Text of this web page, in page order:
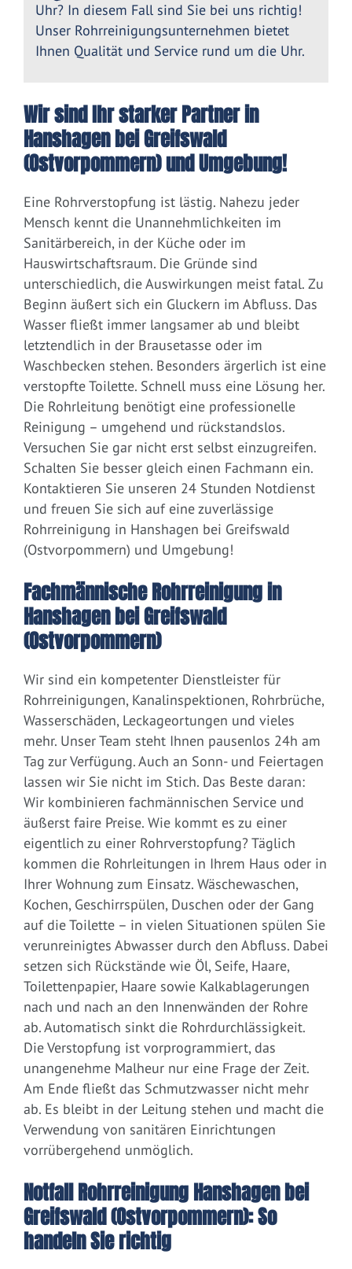
Uhr? In diesem Fall sind Sie bei uns richtig!
Unser Rohrreinigungsunternehmen bietet
Ihnen Qualität und Service rund um die Uhr.
Wir sind Ihr starker Partner in
Hanshagen bei Greifswald
(Ostvorpommern) und Umgebung!
Eine Rohrverstopfung ist lästig. Nahezu jeder
Mensch kennt die Unannehmlichkeiten im
Sanitärbereich, in der Küche oder im
Hauswirtschaftsraum. Die Gründe sind
unterschiedlich, die Auswirkungen meist fatal. Zu
Beginn äußert sich ein Gluckern im Abfluss. Das
Wasser fließt immer langsamer ab und bleibt
letztendlich in der Brausetasse oder im
Waschbecken stehen. Besonders ärgerlich ist eine
verstopfte Toilette. Schnell muss eine Lösung her.
Die Rohrleitung benötigt eine professionelle
Reinigung – umgehend und rückstandslos.
Versuchen Sie gar nicht erst selbst einzugreifen.
Schalten Sie besser gleich einen Fachmann ein.
Kontaktieren Sie unseren 24 Stunden Notdienst
und freuen Sie sich auf eine zuverlässige
Rohrreinigung in Hanshagen bei Greifswald
(Ostvorpommern) und Umgebung!
Fachmännische Rohrreinigung in
Hanshagen bei Greifswald
(Ostvorpommern)
Wir sind ein kompetenter Dienstleister für
Rohrreinigungen, Kanalinspektionen, Rohrbrüche,
Wasserschäden, Leckageortungen und vieles
mehr. Unser Team steht Ihnen pausenlos 24h am
Tag zur Verfügung. Auch an Sonn- und Feiertagen
lassen wir Sie nicht im Stich. Das Beste daran:
Wir kombinieren fachmännischen Service und
äußerst faire Preise. Wie kommt es zu einer
eigentlich zu einer Rohrverstopfung? Täglich
kommen die Rohrleitungen in Ihrem Haus oder in
Ihrer Wohnung zum Einsatz. Wäschewaschen,
Kochen, Geschirrspülen, Duschen oder der Gang
auf die Toilette – in vielen Situationen spülen Sie
verunreinigtes Abwasser durch den Abfluss. Dabei
setzen sich Rückstände wie Öl, Seife, Haare,
Toilettenpapier, Haare sowie Kalkablagerungen
nach und nach an den Innenwänden der Rohre
ab. Automatisch sinkt die Rohrdurchlässigkeit.
Die Verstopfung ist vorprogrammiert, das
unangenehme Malheur nur eine Frage der Zeit.
Am Ende fließt das Schmutzwasser nicht mehr
ab. Es bleibt in der Leitung stehen und macht die
Verwendung von sanitären Einrichtungen
vorrübergehend unmöglich.
Notfall Rohrreinigung Hanshagen bei
Greifswald (Ostvorpommern): So
handeln Sie richtig